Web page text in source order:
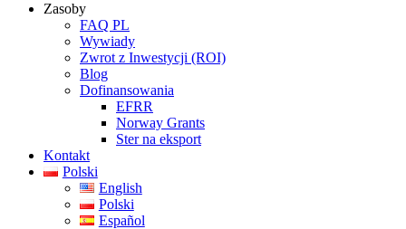
Zasoby
FAQ PL
Wywiady
Zwrot z Inwestycji (ROI)
Blog
Dofinansowania
EFRR
Norway Grants
Ster na eksport
Kontakt
Polski
English
Polski
Español